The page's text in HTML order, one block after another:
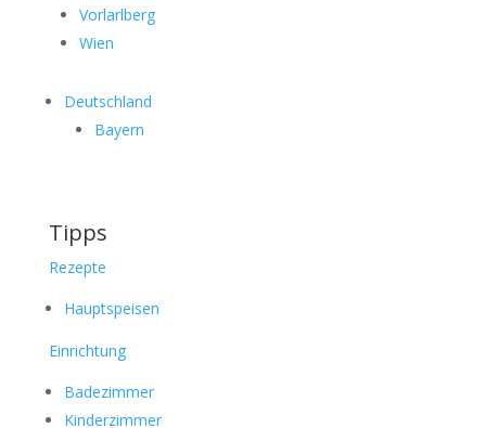
Vorlarlberg
Wien
Deutschland
Bayern
Tipps
Rezepte
Hauptspeisen
Einrichtung
Badezimmer
Kinderzimmer